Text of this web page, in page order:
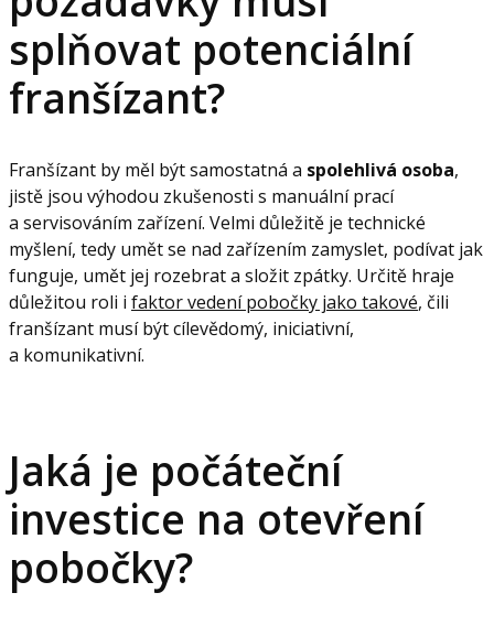
splňovat potenciální
franšízant?
Franšízant by měl být samostatná a spolehlivá osoba,
jistě jsou výhodou zkušenosti s manuální prací
a servisováním zařízení. Velmi důležitě je technické
myšlení, tedy umět se nad zařízením zamyslet, podívat jak
funguje, umět jej rozebrat a složit zpátky. Určitě hraje
důležitou roli i faktor vedení pobočky jako takové, čili
franšízant musí být cílevědomý, iniciativní,
a komunikativní.
Jaká je počáteční
investice na otevření
pobočky?